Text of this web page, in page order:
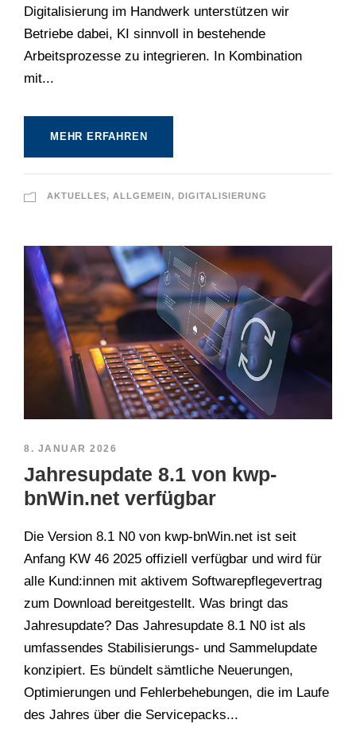
Digitalisierung im Handwerk unterstützen wir
Betriebe dabei, KI sinnvoll in bestehende
Arbeitsprozesse zu integrieren. In Kombination
mit...
MEHR ERFAHREN
AKTUELLES, ALLGEMEIN, DIGITALISIERUNG
8. JANUAR 2026
Jahresupdate 8.1 von kwp-
bnWin.net verfügbar
Die Version 8.1 N0 von kwp-bnWin.net ist seit
Anfang KW 46 2025 offiziell verfügbar und wird für
alle Kund:innen mit aktivem Softwarepflegevertrag
zum Download bereitgestellt. Was bringt das
Jahresupdate? Das Jahresupdate 8.1 N0 ist als
umfassendes Stabilisierungs- und Sammelupdate
konzipiert. Es bündelt sämtliche Neuerungen,
Optimierungen und Fehlerbehebungen, die im Laufe
des Jahres über die Servicepacks...